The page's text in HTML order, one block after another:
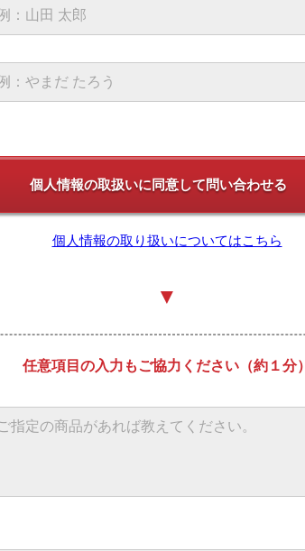
個人情報の取り扱いについてはこちら
▼
任意項目の入力もご協力ください（約１分）